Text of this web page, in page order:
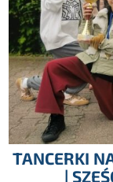
TANCERKI
|